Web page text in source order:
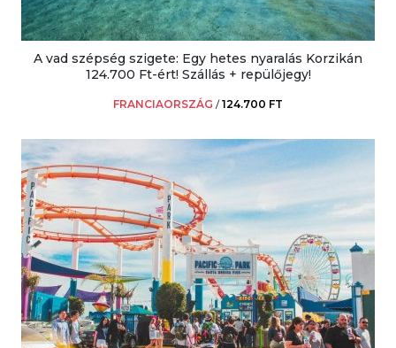
A vad szépség szigete: Egy hetes nyaralás Korzikán
124.700 Ft-ért! Szállás + repülőjegy!
FRANCIAORSZÁG /124.700 FT